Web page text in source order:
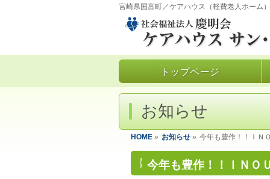
宮崎県国富町／ケアハウス（軽費老人ホーム）
トップページ
お知らせ
HOME » お知らせ » 今年も豊作！！ＩＮ
今年も豊作！！ＩＮＯ